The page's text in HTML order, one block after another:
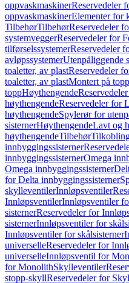
oppvaskmaskinerReservedeler
oppvaskmaskinerElementer for
TilbehørTilbehørReservedeler
systemveggerReservedeler for
tilførselssystemerReservedeler
avløpssystemerUtenpåliggende
toaletter, av plastReservedeler
toaletter, av plastMontert på topp
toppHøythengende
høythengendeReservedeler for
høythengendeSpylerør for
sisternerHøythengendeLavt og
høythengendeTilbehør
innbyggingssisterner
innbyggingssisternerOmega
Omega innbyggingssisterner
for Delta innbyggingssisterner
skylleventilerInnløpsventiler
InnløpsventilerInnløpsventiler
sisternerReservedeler for
sisternerInnløpsventiler for
Innløpsventiler for skålsisterner
universelleReservedeler for
universelleInnløpsventil for
for MonolithSkylleventiler
stopp-skyllReservedeler for